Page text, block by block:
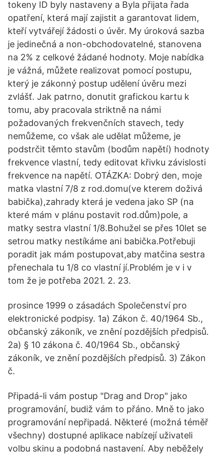
tokeny ID byly nastaveny a Byla přijata řada
opatření, která mají zajistit a garantovat lidem,
kteří vytvářejí žádosti o úvěr. My úroková sazba
je jedinečná a non-obchodovatelné, stanovena
na 2% z celkové žádané hodnoty. Moje nabídka
je vážná, můžete realizovat pomocí postupu,
který je zákonný postup udělení úvěru mezi
zvlášť. Jak patrno, donutit grafickou kartu k
tomu, aby pracovala striktně na námi
požadovaných frekvenčních stavech, tedy
nemůžeme, co však ale udělat můžeme, je
podstrčit těmto stavům (bodům napětí) hodnoty
frekvence vlastní, tedy editovat křivku závislosti
frekvence na napětí. OTÁZKA: Dobrý den, moje
matka vlastní 7/8 z rod.domu(ve kterem doživá
babička),zahrady která je vedena jako SP (na
které mám v plánu postavit rod.dům)pole, a
matky sestra vlastní 1/8.Bohužel se přes 10let se
setrou matky nestíkáme ani babička.Potřebuji
poradit jak mám postupovat,aby matčina sestra
přenechala tu 1/8 co vlastní jí.Problém je v i v
tom že je potřeba 2021. 2. 23.
prosince 1999 o zásadách Společenství pro
elektronické podpisy. 1a) Zákon č. 40/1964 Sb.,
občanský zákoník, ve znění pozdějších předpisů.
2a) § 10 zákona č. 40/1964 Sb., občanský
zákoník, ve znění pozdějších předpisů. 3) Zákon
č.
Připadá-li vám postup "Drag and Drop" jako
programování, budiž vám to přáno. Mně to jako
programování nepřipadá. Některé (možná téměř
všechny) dostupné aplikace nabízejí uživateli
volbu skinu a podobná nastavení. Aby neběžely